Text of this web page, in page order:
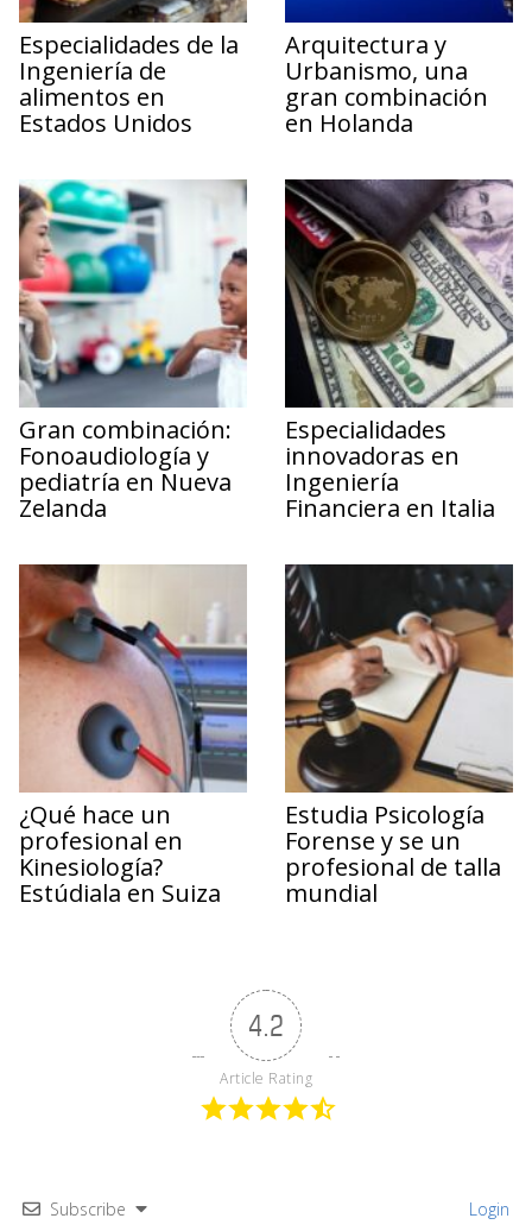
Especialidades de la
Ingeniería de
alimentos en
Estados Unidos
Arquitectura y
Urbanismo, una
gran combinación
en Holanda
Gran combinación:
Fonoaudiología y
pediatría en Nueva
Zelanda
Especialidades
innovadoras en
Ingeniería
Financiera en Italia
¿Qué hace un
profesional en
Kinesiología?
Estúdiala en Suiza
Estudia Psicología
Forense y se un
profesional de talla
mundial
4.2
Article Rating
Subscribe Login